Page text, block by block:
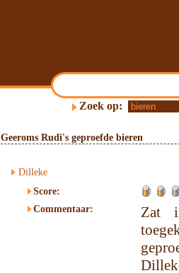
Zoek op:
Geeroms Rudi's geproefde bieren
Dilleke
Score:
Commentaar:
Zat